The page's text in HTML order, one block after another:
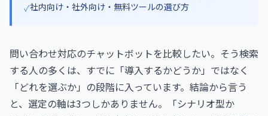
✓社内向け・社外向け・無料ツールの選び方
問い合わせ対応のチャットボットを比較したい。そう検索
する人の多くは、すでに「導入するかどうか」ではなく
「どれを選ぶか」の段階に入っています。結論から言う
と、選定の軸は3つしかありません。「シナリオ型か